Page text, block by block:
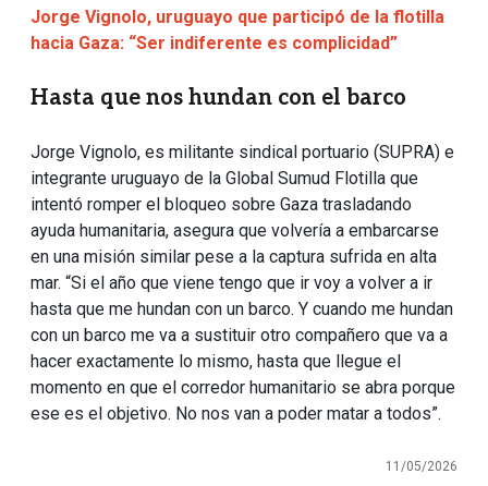
Jorge Vignolo, uruguayo que participó de la flotilla
hacia Gaza: “Ser indiferente es complicidad”
Hasta que nos hundan con el barco
Jorge Vignolo, es militante sindical portuario (SUPRA) e
integrante uruguayo de la Global Sumud Flotilla que
intentó romper el bloqueo sobre Gaza trasladando
ayuda humanitaria, asegura que volvería a embarcarse
en una misión similar pese a la captura sufrida en alta
mar. “Si el año que viene tengo que ir voy a volver a ir
hasta que me hundan con un barco. Y cuando me hundan
con un barco me va a sustituir otro compañero que va a
hacer exactamente lo mismo, hasta que llegue el
momento en que el corredor humanitario se abra porque
ese es el objetivo. No nos van a poder matar a todos”.
11/05/2026